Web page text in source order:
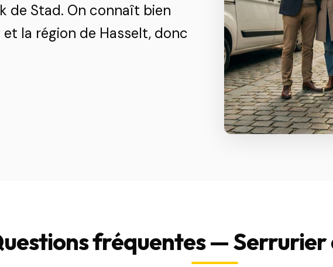
de Stad. On connaît bien
la région de Hasselt, donc
fréquentes — Serrurier